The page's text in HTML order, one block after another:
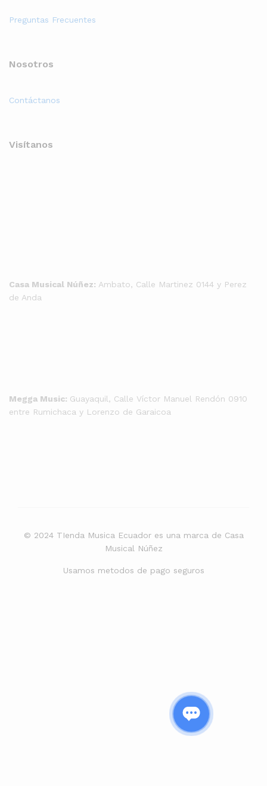
Preguntas Frecuentes
Nosotros
Contáctanos
Visítanos
Casa Musical Núñez: Ambato, Calle Martinez 0144 y Perez
de Anda
Megga Music: Guayaquil, Calle Víctor Manuel Rendón 0910
entre Rumichaca y Lorenzo de Garaicoa
© 2024 TIenda Musica Ecuador es una marca de Casa
Musical Núñez
Usamos metodos de pago seguros